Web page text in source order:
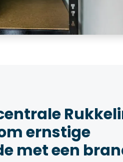
ernstige
met een